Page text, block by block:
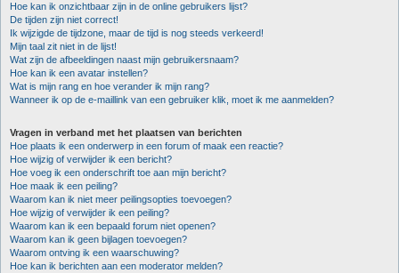
Hoe kan ik onzichtbaar zijn in de online gebruikers lijst?
De tijden zijn niet correct!
Ik wijzigde de tijdzone, maar de tijd is nog steeds verkeerd!
Mijn taal zit niet in de lijst!
Wat zijn de afbeeldingen naast mijn gebruikersnaam?
Hoe kan ik een avatar instellen?
Wat is mijn rang en hoe verander ik mijn rang?
Wanneer ik op de e-maillink van een gebruiker klik, moet ik me aanmelden?
Vragen in verband met het plaatsen van berichten
Hoe plaats ik een onderwerp in een forum of maak een reactie?
Hoe wijzig of verwijder ik een bericht?
Hoe voeg ik een onderschrift toe aan mijn bericht?
Hoe maak ik een peiling?
Waarom kan ik niet meer peilingsopties toevoegen?
Hoe wijzig of verwijder ik een peiling?
Waarom kan ik een bepaald forum niet openen?
Waarom kan ik geen bijlagen toevoegen?
Waarom ontving ik een waarschuwing?
Hoe kan ik berichten aan een moderator melden?